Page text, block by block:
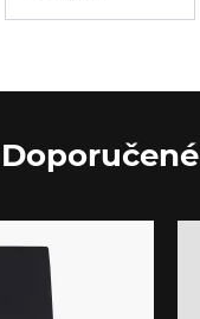
Doporučené